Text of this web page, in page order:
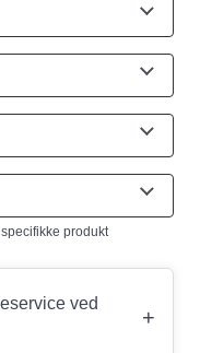
produkt
ved
+